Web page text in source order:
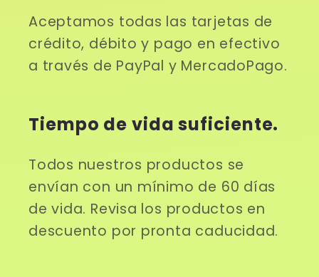
Aceptamos todas las tarjetas de
crédito, débito y pago en efectivo
a través de PayPal y MercadoPago.
Tiempo de vida suficiente.
Todos nuestros productos se
envían con un mínimo de 60 días
de vida. Revisa los productos en
descuento por pronta caducidad.